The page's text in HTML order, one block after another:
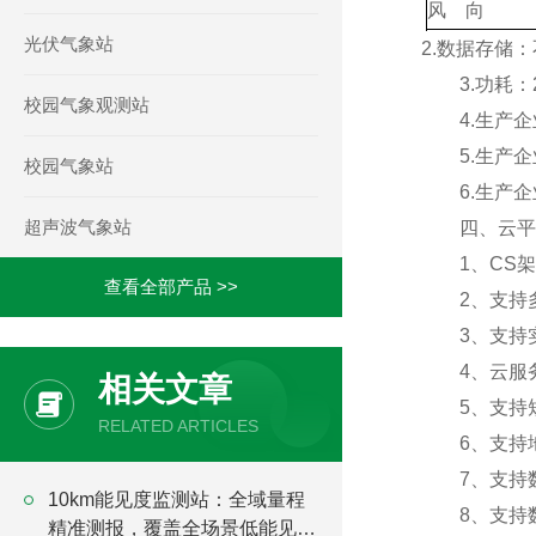
光伏气象站
校园气象观测站
校园气象站
超声波气象站
查看全部产品 >>
相关文章
RELATED ARTICLES
10km能见度监测站：全域量程
精准测报，覆盖全场景低能见度
风 向
雨 量
2.数据存储
3.功耗：
4.生产企业
5.生产企业
6.生产企
四、云平
1、CS架构
2、支持多
3、支持实
4、云服务
5、支持短
6、支持地
7、支持
8、支持数